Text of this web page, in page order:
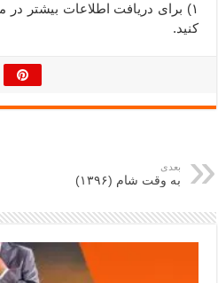
۱) برای دریافت اطلاعات بیشتر در مورد فیلم «لاتاری»
کنید.
بعدی
به وقت شام (۱۳۹۶)